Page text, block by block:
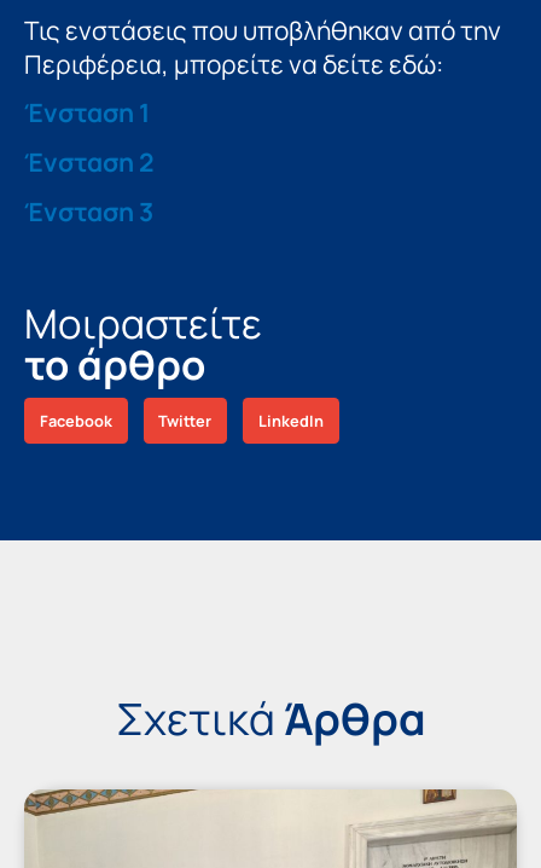
Τις ενστάσεις που υποβλήθηκαν από την
Περιφέρεια, μπορείτε να δείτε εδώ:
Ένσταση 1
Ένσταση 2
Ένσταση 3
Μοιραστείτε
το άρθρο
Facebook Twitter LinkedIn
Σχετικά Άρθρα